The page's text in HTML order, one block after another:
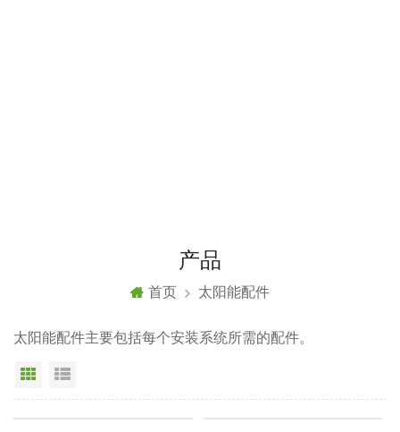
产品
首页 太阳能配件
太阳能配件主要包括每个安装系统所需的配件。
网格视图